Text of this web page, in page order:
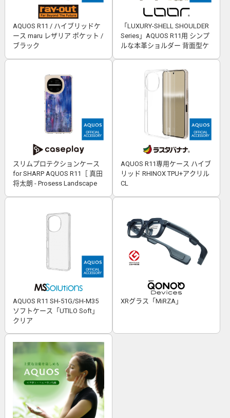
AQUOS R11 / ハイブリッドケ
ース maru レザリア ポケット /
ブラック
「LUXURY-SHELL SHOULDER
Series」AQUOS R11用 シンプ
ルな本革ショルダー 背面型ケ
スリムプロテクションケース
for SHARP AQUOS R11［ 真田
将太朗 - Prosess Landscape
AQUOS R11専用ケース ハイブ
リッド RHINOX TPU+アクリル
CL
AQUOS R11 SH-51G/SH-M35
ソフトケース「UTILO Soft」
クリア
XRグラス「MiRZA」